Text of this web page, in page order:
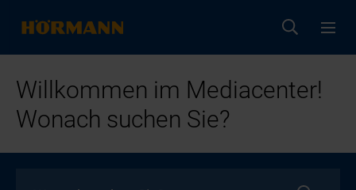
Willkommen im Mediacenter!
Wonach suchen Sie?